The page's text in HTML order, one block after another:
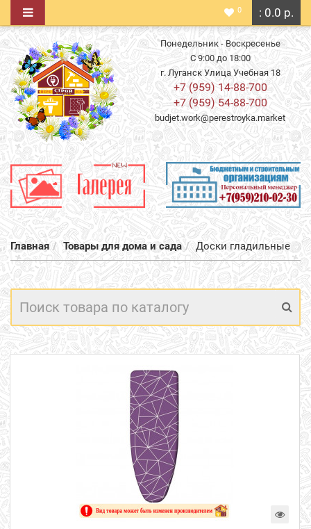
: 0.0 р.
0
Понедельник - Воскресенье
С 9:00 до 18:00
г. Луганск Улица Учебная 18
+7 (959) 14-88-700
+7 (959) 54-88-700
budjet.work@perestroyka.market
Главная Товары для дома и сада Доски гладильные